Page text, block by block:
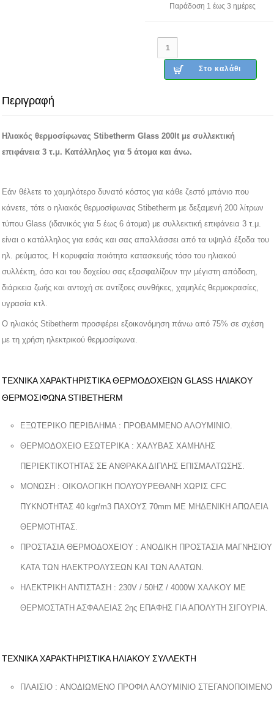
Παράδοση 1 έως 3 ημέρες
Περιγραφή
Ηλιακός θερμοσίφωνας Stibetherm Glass 200lt με συλλεκτική
επιφάνεια 3 τ.μ. Κατάλληλος για 5 άτομα και άνω.
Εάν θέλετε το χαμηλότερο δυνατό κόστος για κάθε ζεστό μπάνιο που
κάνετε, τότε ο ηλιακός θερμοσίφωνας Stibetherm με δεξαμενή 200 λίτρων
τύπου Glass (ιδανικός για 5 έως 6 άτομα) με συλλεκτική επιφάνεια 3 τ.μ.
είναι ο κατάλληλος για εσάς και σας απαλλάσσει από τα υψηλά έξοδα του
ηλ. ρεύματος. Η κορυφαία ποιότητα κατασκευής τόσο του ηλιακού
συλλέκτη, όσο και του δοχείου σας εξασφαλίζουν την μέγιστη απόδοση,
διάρκεια ζωής και αντοχή σε αντίξοες συνθήκες, χαμηλές θερμοκρασίες,
υγρασία κτλ.
O ηλιακός Stibetherm προσφέρει εξοικονόμηση πάνω από 75% σε σχέση
με τη χρήση ηλεκτρικού θερμοσίφωνα.
ΤΕΧΝΙΚΑ ΧΑΡΑΚΤΗΡΙΣΤΙΚΑ ΘΕΡΜΟΔΟΧΕΙΩΝ GLASS ΗΛΙΑΚΟΥ
ΘΕΡΜΟΣΙΦΩΝΑ STIBETHERM
ΕΞΩΤΕΡΙΚΟ ΠΕΡΙΒΛΗΜΑ : ΠΡΟΒΑΜΜΕΝΟ ΑΛΟΥΜΙΝΙΟ.
ΘΕΡΜΟΔΟΧΕΙΟ ΕΣΩΤΕΡΙΚΑ : ΧΑΛΥΒΑΣ ΧΑΜΗΛΗΣ
ΠΕΡΙΕΚΤΙΚΟΤΗΤΑΣ ΣΕ ΑΝΘΡΑΚΑ ΔΙΠΛΗΣ ΕΠΙΣΜΑΛΤΩΣΗΣ.
ΜΟΝΩΣΗ : OIKOΛΟΓΙΚΗ ΠΟΛΥΟΥΡΕΘΑΝΗ ΧΩΡΙΣ CFC
ΠΥΚΝΟΤΗΤΑΣ 40 kgr/m3 ΠΑΧΟΥΣ 70mm ΜΕ ΜΗΔΕΝΙΚΗ ΑΠΩΛΕΙΑ
ΘΕΡΜΟΤΗΤΑΣ.
ΠΡΟΣΤΑΣΙΑ ΘΕΡΜΟΔΟΧΕΙΟΥ : ANOΔΙΚΗ ΠΡΟΣΤΑΣΙΑ ΜΑΓΝΗΣΙΟΥ
ΚΑΤΑ ΤΩΝ ΗΛΕΚΤΡΟΛΥΣΕΩΝ ΚΑΙ ΤΩΝ ΑΛΑΤΩΝ.
ΗΛΕΚΤΡΙΚΗ ΑΝΤΙΣΤΑΣΗ : 230V / 50HZ / 4000W XAΛΚΟΥ ΜΕ
ΘΕΡΜΟΣΤΑΤΗ ΑΣΦΑΛΕΙΑΣ 2ης ΕΠΑΦΗΣ ΓΙΑ ΑΠΟΛΥΤΗ ΣΙΓΟΥΡΙΑ.
ΤΕΧΝΙΚΑ ΧΑΡΑΚΤΗΡΙΣΤΙΚΑ ΗΛΙΑΚΟΥ ΣΥΛΛΕΚΤΗ
ΠΛΑΙΣΙΟ : ANΟΔΙΩΜΕΝΟ ΠΡΟΦΙΛ ΑΛΟΥΜΙΝΙΟ ΣΤΕΓΑΝΟΠΟΙΜΕΝΟ